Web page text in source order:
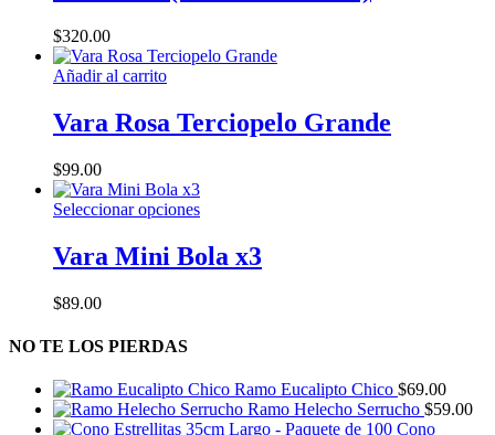
$320.00
Añadir al carrito
Vara Rosa Terciopelo Grande
$99.00
Seleccionar opcionesEste
tiene
múltiples
elegir
en
la
Vara Mini Bola x3
$89.00
NO TE LOS PIERDAS
Ramo Eucalipto Chico $69.00
Ramo Helecho Serrucho $59.00
Cono